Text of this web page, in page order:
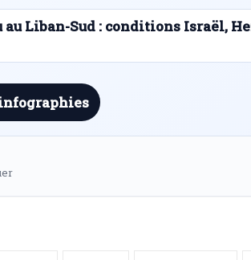
au Liban-Sud : conditions Israël,